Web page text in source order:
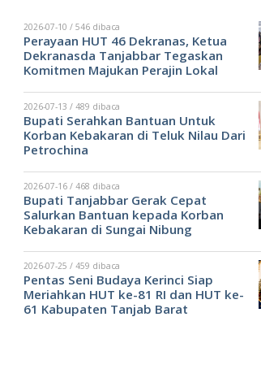
2026-07-10 / 546 dibaca
Perayaan HUT 46 Dekranas, Ketua
Dekranasda Tanjabbar Tegaskan
Komitmen Majukan Perajin Lokal
2026-07-13 / 489 dibaca
Bupati Serahkan Bantuan Untuk
Korban Kebakaran di Teluk Nilau Dari
Petrochina
2026-07-16 / 468 dibaca
Bupati Tanjabbar Gerak Cepat
Salurkan Bantuan kepada Korban
Kebakaran di Sungai Nibung
2026-07-25 / 459 dibaca
Pentas Seni Budaya Kerinci Siap
Meriahkan HUT ke-81 RI dan HUT ke-
61 Kabupaten Tanjab Barat